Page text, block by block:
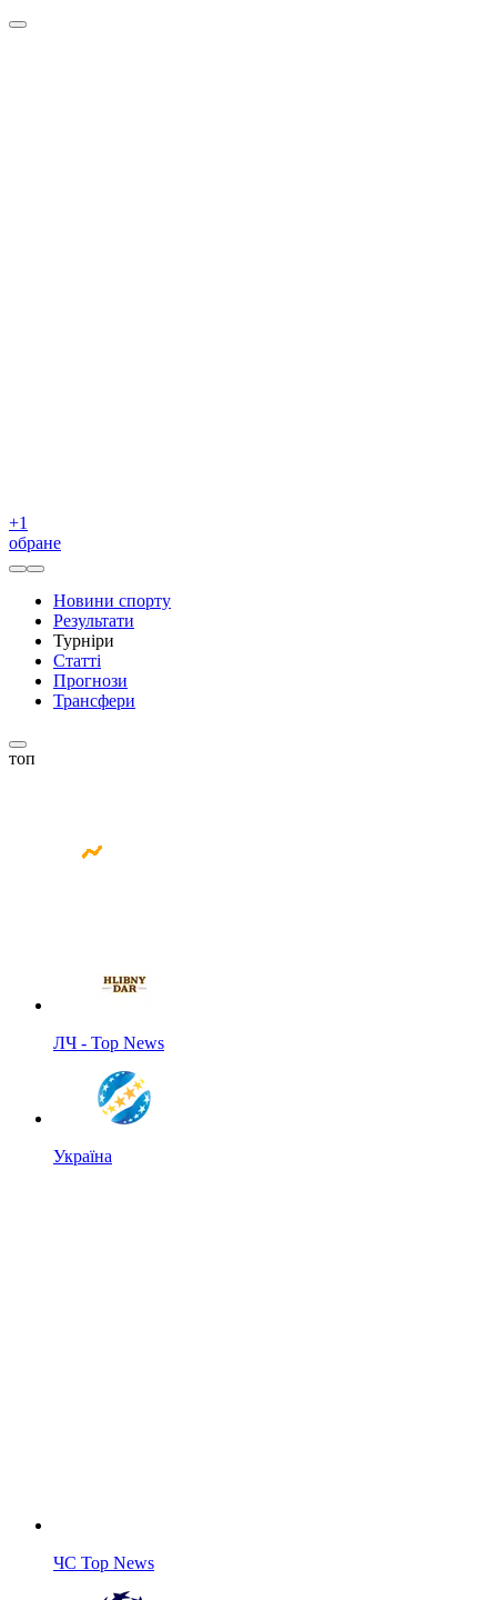
+1
обране
Новини спорту
Результати
Турніри
Статті
Прогнози
Трансфери
топ
ЛЧ - Top News
Україна
ЧС Top News